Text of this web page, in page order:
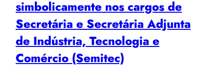
simbolicamente nos cargos de
Secretária e Secretária Adjunta
de Indústria, Tecnologia e
Comércio (Semitec)